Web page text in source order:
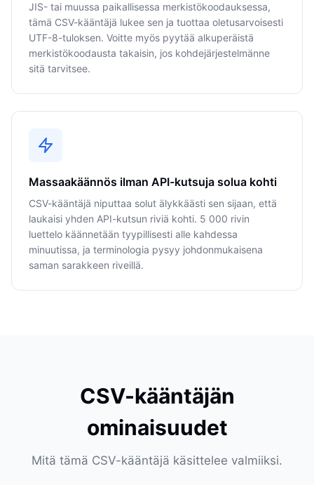
JIS- tai muussa paikallisessa merkistökoodauksessa,
tämä CSV-kääntäjä lukee sen ja tuottaa oletusarvoisesti
UTF-8-tuloksen. Voitte myös pyytää alkuperäistä
merkistökoodausta takaisin, jos kohdejärjestelmänne
sitä tarvitsee.
Massaakäännös ilman API-kutsuja solua kohti
CSV-kääntäjä niputtaa solut älykkäästi sen sijaan, että
laukaisi yhden API-kutsun riviä kohti. 5 000 rivin
luettelo käännetään tyypillisesti alle kahdessa
minuutissa, ja terminologia pysyy johdonmukaisena
saman sarakkeen riveillä.
CSV-kääntäjän
ominaisuudet
Mitä tämä CSV-kääntäjä käsittelee valmiiksi.